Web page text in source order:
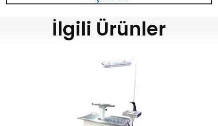
İlgili Ürünler